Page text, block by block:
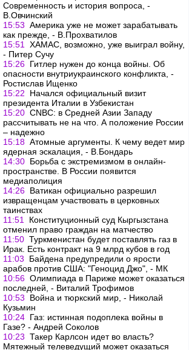
Современность и история вопроса, -
В.Овчинский
15:53 Америка уже не может зарабатывать
как прежде, - В.Прохватилов
15:51
ХАМАС, возможно, уже выиграл войну,
- Питер Сучу
15:26 Гитлер нужен до конца войны. Об
опасности внутриукраинского конфликта, -
Ростислав Ищенко
15:22
Начался официальный визит
президента Италии в Узбекистан
15:20 CNBC: в Средней Азии Западу
рассчитывать не на что. А положение России
– надежно
15:18 Атомные аргументы. К чему ведет мир
ядерная эскалация, - В.Бондарь
14:30 Борьба с экстремизмом в онлайн-
пространстве. В России появится
медиаполиция
14:26 Ватикан официально разрешил
извращенцам участвовать в церковных
таинствах
11:51
Конституционный суд Кыргызстана
отменил право граждан на матчество
11:50 Туркменистан будет поставлять газ в
Ирак. Есть контракт на 9 млрд кубов в год
11:03
Байдена предупредили о ярости
арабов против США: "Геноцид Джо", - МК
10:56 Олимпиада в Париже может оказаться
последней, - Виталий Трофимов
10:53
Война и тюркский мир, - Николай
Кузьмин
10:24 Газ: истинная подоплека войны в
Газе? - Андрей Соколов
10:23 Такер Карлсон идет во власть?
Мятежный телеведущий может оказаться